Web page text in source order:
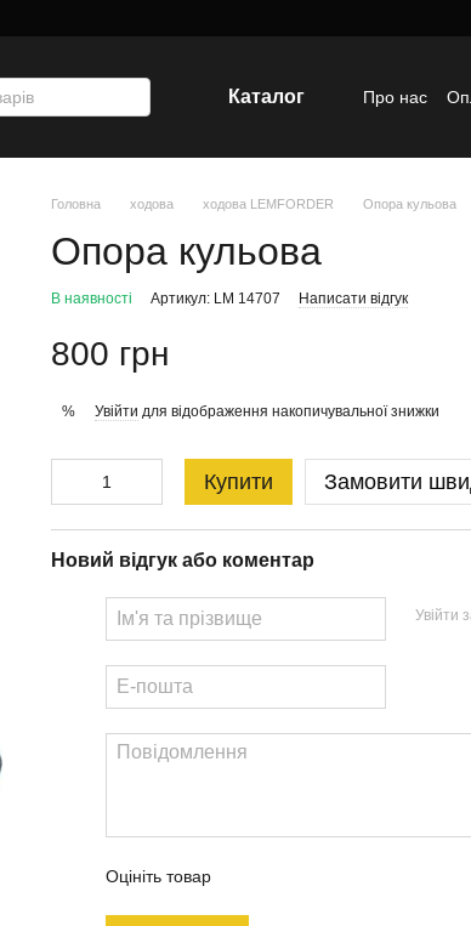
Каталог Про нас
Головна ходова ходова LEMFORDER Опора кульова
Опора кульова
В наявності Артикул: LM 14707 Написати відгук
800 грн
% Увійти для відображення накопичувальної знижки
Купити Замовити
Новий відгук або коментар
Увійти
Оцініть товар